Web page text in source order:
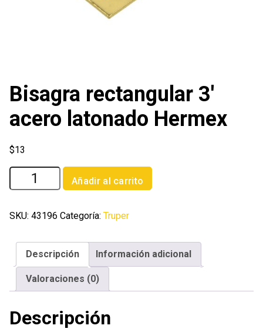
Bisagra rectangular 3′
acero latonado Hermex
$13
Bisagra
rectangular
acero
Hermex
cantidad
Añadir al carrito
SKU: 43196 Categoría: Truper
Descripción Información adicional
Valoraciones (0)
Descripción